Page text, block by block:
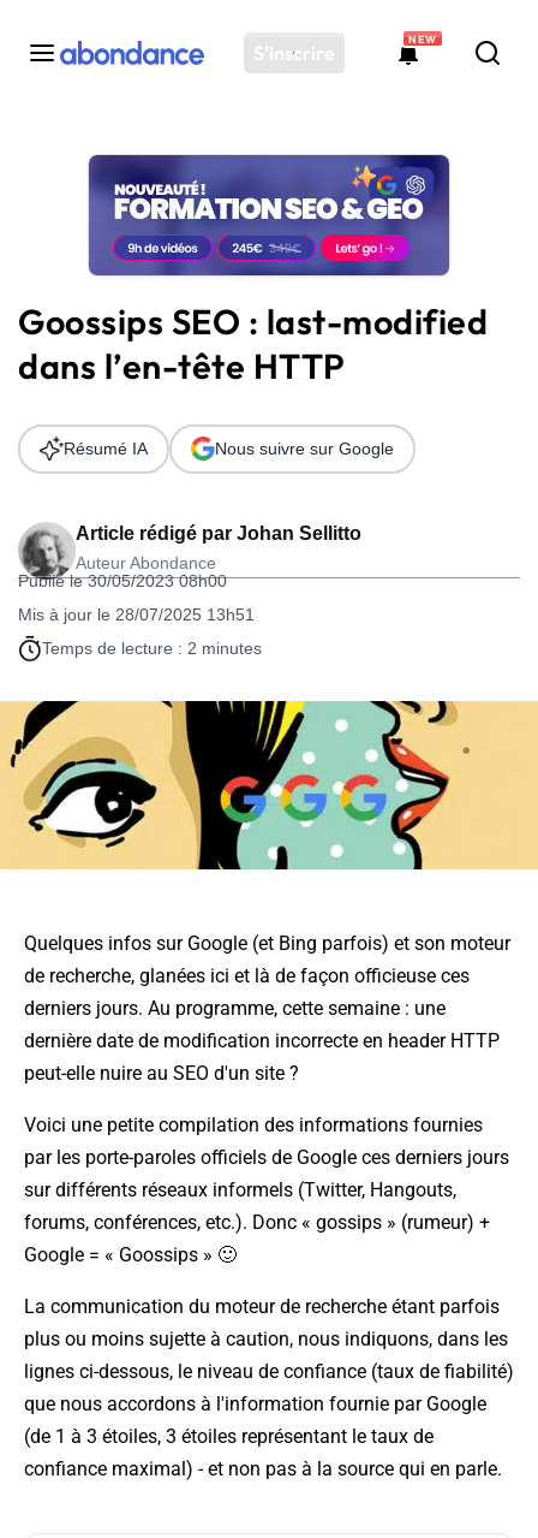
S'inscrire
NEW
Toutes les actus
Actus SEO
Plateforme
Solutions
Ressources
Audit SEO
Goossips SEO : last-modified
dans l’en-tête HTTP
Article rédigé par Johan Sellitto
Auteur Abondance
Publié le 30/05/2023 08h00
Mis à jour le 28/07/2025 13h51
Temps de lecture : 2 minutes
Résumé IA Nous suivre sur Google
Quelques infos sur Google (et Bing parfois) et son moteur
de recherche, glanées ici et là de façon officieuse ces
derniers jours. Au programme, cette semaine : une
dernière date de modification incorrecte en header HTTP
peut-elle nuire au SEO d'un site ?
Voici une petite compilation des informations fournies
par les porte-paroles officiels de Google ces derniers jours
sur différents réseaux informels (Twitter, Hangouts,
forums, conférences, etc.). Donc « gossips » (rumeur) +
Google = « Goossips » 🙂
La communication du moteur de recherche étant parfois
plus ou moins sujette à caution, nous indiquons, dans les
lignes ci-dessous, le niveau de confiance (taux de fiabilité)
que nous accordons à l'information fournie par Google
(de 1 à 3 étoiles, 3 étoiles représentant le taux de
confiance maximal) - et non pas à la source qui en parle.